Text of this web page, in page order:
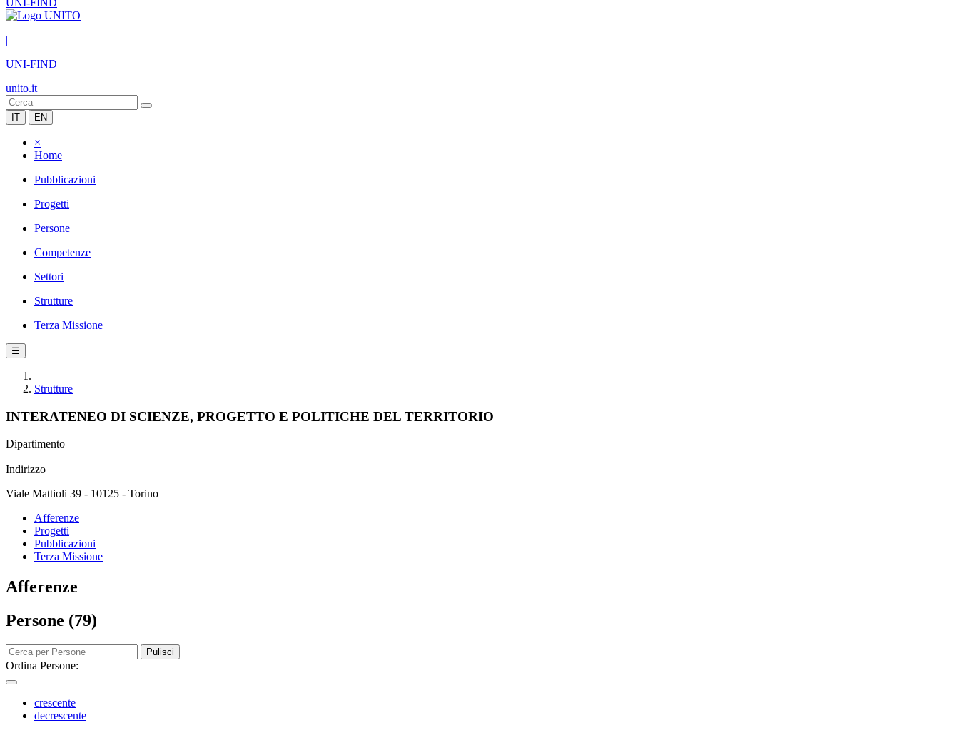
UNI-FIND
|
UNI-FIND
unito.it
IT EN
×
Home
Pubblicazioni
Progetti
Persone
Competenze
Settori
Strutture
Terza Missione
☰
Strutture
INTERATENEO DI SCIENZE, PROGETTO E POLITICHE DEL TERRITORIO
Dipartimento
Indirizzo
Viale Mattioli 39 - 10125 - Torino
Afferenze
Progetti
Pubblicazioni
Terza Missione
Afferenze
Persone (79)
Pulisci
Ordina Persone:
crescente
decrescente